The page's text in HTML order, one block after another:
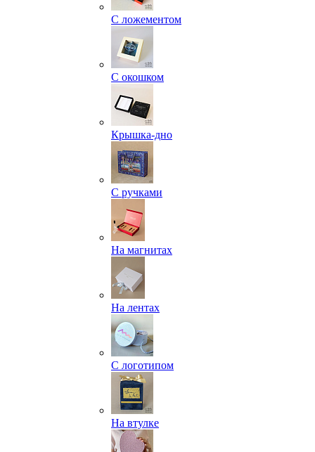
С ложементом
С окошком
Крышка-дно
С ручками
На магнитах
На лентах
С логотипом
На втулке